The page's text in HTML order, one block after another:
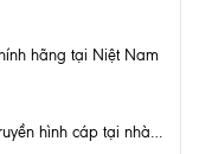
hãng tại Niệt Nam
Hướng dẫn lắp đặt bộ chia truyền hình cáp tại nhà và bộ chia truyền hình cáp tốt nhất hiện nay